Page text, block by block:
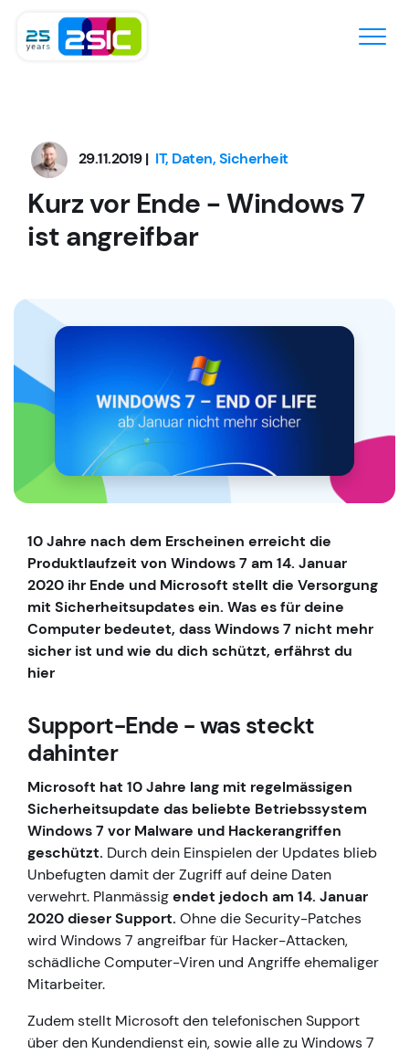
29.11.2019 | IT, Daten, Sicherheit
Kurz vor Ende - Windows 7
ist angreifbar
10 Jahre nach dem Erscheinen erreicht die
Produktlaufzeit von Windows 7 am 14. Januar
2020 ihr Ende und Microsoft stellt die Versorgung
mit Sicherheitsupdates ein. Was es für deine
Computer bedeutet, dass Windows 7 nicht mehr
sicher ist und wie du dich schützt, erfährst du
hier
Support-Ende - was steckt
dahinter
Microsoft hat 10 Jahre lang mit regelmässigen
Sicherheitsupdate das beliebte Betriebssystem
Windows 7 vor Malware und Hackerangriffen
geschützt. Durch dein Einspielen der Updates blieb
Unbefugten damit der Zugriff auf deine Daten
verwehrt. Planmässigendet jedoch am 14. Januar
2020 dieser Support. Ohne die Security-Patches
wird Windows 7 angreifbar für Hacker-Attacken,
schädliche Computer-Viren und Angriffe ehemaliger
Mitarbeiter.
Zudem stellt Microsoft den telefonischen Support
über den Kundendienst ein, sowie alle zu Windows 7